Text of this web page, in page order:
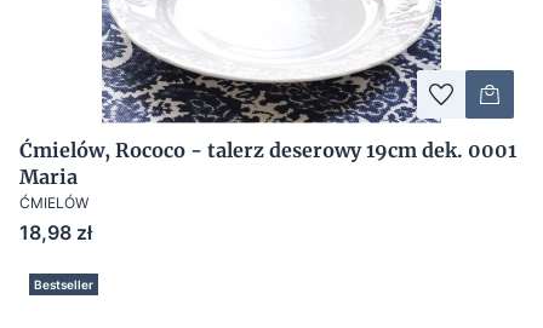
Ćmielów, Rococo - talerz deserowy 19cm dek. 0001
Maria
ĆMIELÓW
Cena
18,98 zł
Bestseller